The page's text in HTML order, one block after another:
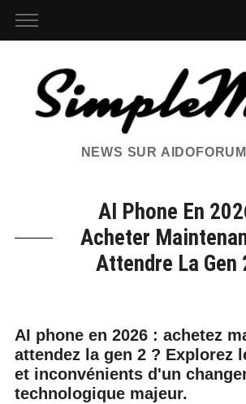
NEWS SUR
AI Phone En
Acheter
Attendre La Gen
AI phone en 2026 : achetez
attendez la gen 2 ? Explorez
et inconvénients d'un
technologique majeur.